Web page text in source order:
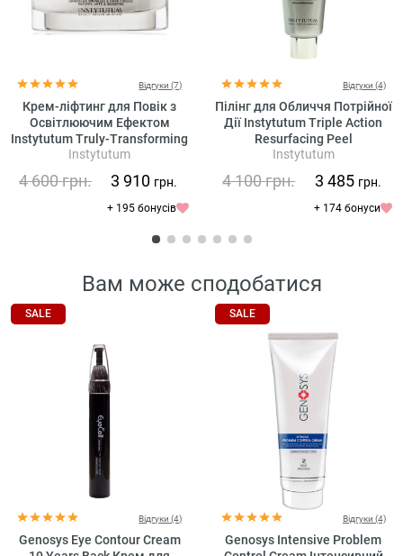
Відгуки (7)
Крем-ліфтинг для Повік з
Освітлюючим Ефектом
Instytutum Truly-Transforming
Brightening Eye Cream
Instytutum
4 600грн. 3 910 грн.
+ 195 бонусів
Відгуки (4)
Пілінг для Обличчя Потрійної
Дії Instytutum Triple Action
Resurfacing Peel
Instytutum
4 100грн. 3 485 грн.
+ 174 бонуси
Вам може сподобатися
SALE
Відгуки (4)
Genosys Eye Contour Cream
SALE
Відгуки (4)
Genosys Intensive Problem